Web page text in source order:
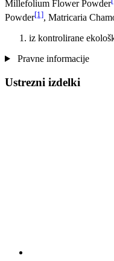
Millefolium Flower Powder
Powder[1], Matricaria
iz kontrolirane
Pravne informacije
Ustrezni izdelki